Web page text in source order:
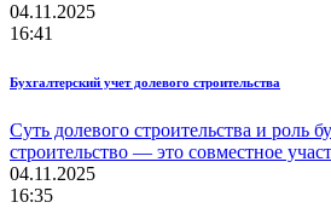
04.11.2025
16:41
Бухгалтерский учет долевого строительства
Суть долевого строительства и роль
строительство — это совместное
04.11.2025
16:35